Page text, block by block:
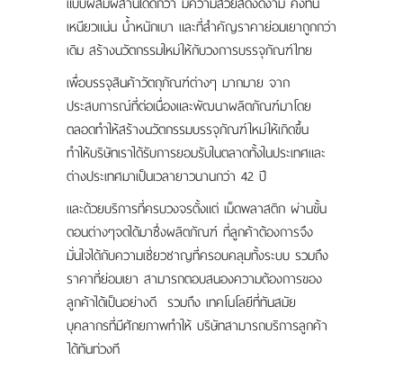
เหนียวแน่น น้ำหนักเบา และที่สำคัญราคาย่อมเยาถูกกว่า
เดิม สร้างนวัตกรรมใหม่ให้กับวงการบรรจุภัณฑ์ไทย
เพื่อบรรจุสินค้าวัตถุภัณฑ์ต่างๆ มากมาย จาก
ประสบการณ์ที่ต่อเนื่องและพัฒนาผลิตภัณฑ์มาโดย
ตลอดทำให้สร้างนวัตกรรมบรรจุภัณฑ์ใหม่ให้เกิดขึ้น
ทำให้บริษัทเราได้รับการยอมรับในตลาดทั้งในประเทศและ
ต่างประเทศมาเป็นเวลายาวนานกว่า 42 ปี
และด้วยบริการที่ครบวงจรตั้งแต่ เม็ดพลาสติก ผ่านขั้น
ตอนต่างๆจดได้มาซึ่งผลิตภัณฑ์ ที่ลูกค้าต้องการจึง
มั่นใจได้กับความเชี่ยวชาญที่ครอบคลุมทั้งระบบ รวมถึง
ราคาที่ย่อมเยา สามารถตอบสนองความต้องการของ
ลูกค้าได้เป็นอย่างดี รวมถึง เทคโนโลยีที่ทันสมัย
บุคลากรที่มีศักยภาพทำให้ บริษัทสามารถบริการลูกค้า
ได้ทันท่วงที